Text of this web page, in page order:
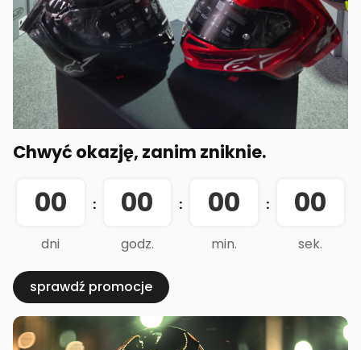
Chwyć okazję, zanim zniknie.
00
dni
: 00
godz.
: 00
min.
: 00
sek.
sprawdź promocje